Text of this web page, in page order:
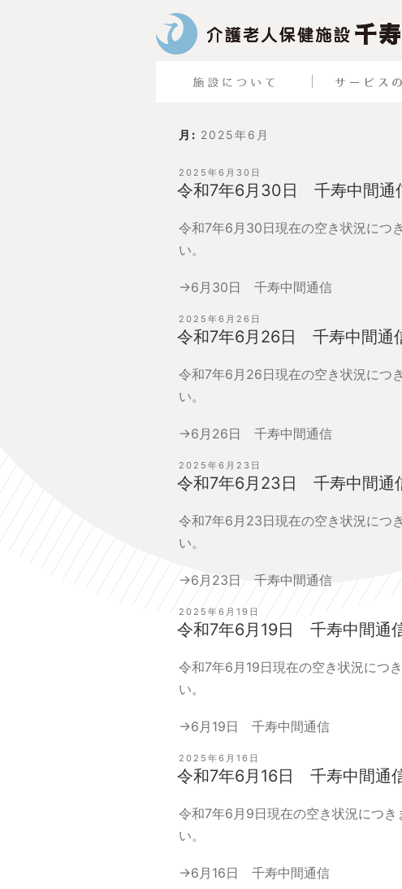
月: 2025年6月
投
稿
日:
2025年6月30日
令和7年6月30日 千寿中間通
令和7年6月30日現在の空き状況につ
い。
→6月30日 千寿中間通信
投
稿
日:
2025年6月26日
令和7年6月26日 千寿中間通
令和7年6月26日現在の空き状況につ
い。
→6月26日 千寿中間通信
投
稿
日:
2025年6月23日
令和7年6月23日 千寿中間通
令和7年6月23日現在の空き状況につ
い。
→6月23日 千寿中間通信
投
稿
日:
2025年6月19日
令和7年6月19日 千寿中間通
令和7年6月19日現在の空き状況につ
い。
→6月19日 千寿中間通信
投
稿
日:
2025年6月16日
令和7年6月16日 千寿中間通
令和7年6月9日現在の空き状況につき
い。
→6月16日 千寿中間通信